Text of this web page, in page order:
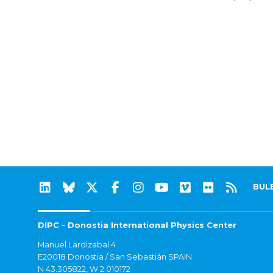
DIPC - Donostia International Physics Center
Manuel Lardizabal 4
E20018 Donostia / San Sebastián SPAIN
N 43.305822, W 2.010172